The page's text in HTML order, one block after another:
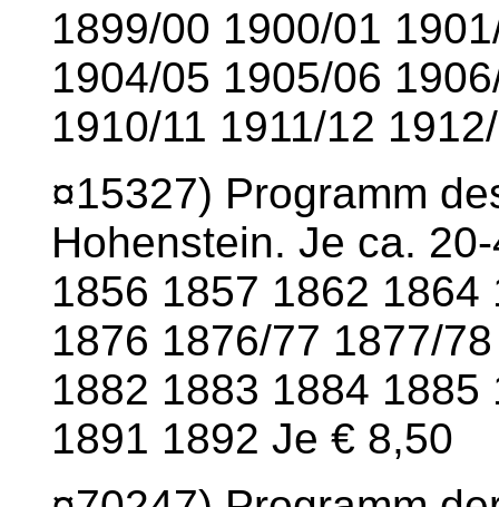
1899/00 1900/01
1904/05 1905/06
1910/11 1911/12
¤15327) Programm
Hohenstein. Je ca.
1856 1857 1862
1876 1876/77 1877/
1882 1883 1884
1891 1892 Je € 8,50